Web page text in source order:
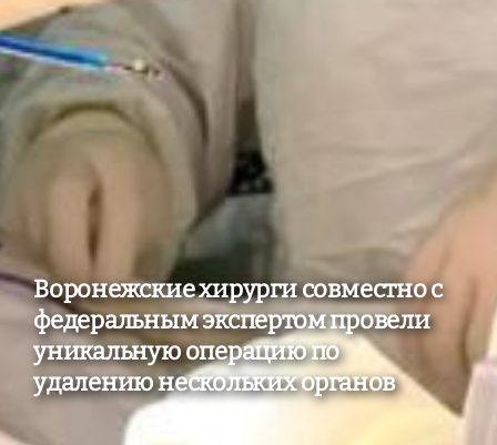
Воронежские хирурги совместно с
федеральным экспертом провели
уникальную операцию по
удалению нескольких органов